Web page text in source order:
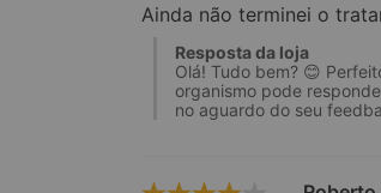
Ainda não terminei o
Resposta da loja
Olá! Tudo bem? 😊
organismo pode
no aguardo do seu